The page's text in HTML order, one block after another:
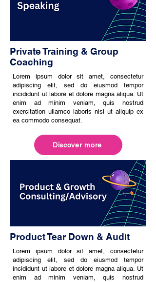
Private Training & Group
Coaching
Lorem ipsum dolor sit amet, consectetur
adipiscing elit, sed do eiusmod tempor
incididunt ut labore et dolore magna aliqua. Ut
enim ad minim veniam, quis nostrud
exercitation ullamco laboris nisi ut aliquip ex
ea commodo consequat.
Discover more
Product Tear Down & Audit
Lorem ipsum dolor sit amet, consectetur
adipiscing elit, sed do eiusmod tempor
incididunt ut labore et dolore magna aliqua. Ut
enim ad minim veniam, quis nostrud